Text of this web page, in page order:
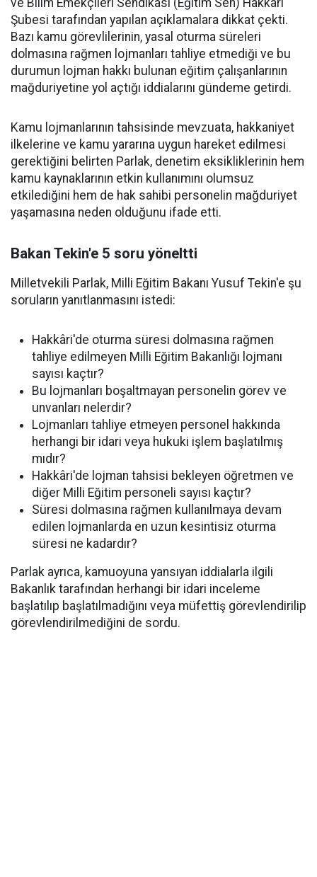
ve Bilim Emekçileri Sendikası (Eğitim Sen) Hakkâri
Şubesi tarafından yapılan açıklamalara dikkat çekti.
Bazı kamu görevlilerinin, yasal oturma süreleri
dolmasına rağmen lojmanları tahliye etmediği ve bu
durumun lojman hakkı bulunan eğitim çalışanlarının
mağduriyetine yol açtığı iddialarını gündeme getirdi.
Kamu lojmanlarının tahsisinde mevzuata, hakkaniyet
ilkelerine ve kamu yararına uygun hareket edilmesi
gerektiğini belirten Parlak, denetim eksikliklerinin hem
kamu kaynaklarının etkin kullanımını olumsuz
etkilediğini hem de hak sahibi personelin mağduriyet
yaşamasına neden olduğunu ifade etti.
Bakan Tekin'e 5 soru yöneltti
Milletvekili Parlak, Milli Eğitim Bakanı Yusuf Tekin'e şu
soruların yanıtlanmasını istedi:
Hakkâri'de oturma süresi dolmasına rağmen
tahliye edilmeyen Milli Eğitim Bakanlığı lojmanı
sayısı kaçtır?
Bu lojmanları boşaltmayan personelin görev ve
unvanları nelerdir?
Lojmanları tahliye etmeyen personel hakkında
herhangi bir idari veya hukuki işlem başlatılmış
mıdır?
Hakkâri'de lojman tahsisi bekleyen öğretmen ve
diğer Milli Eğitim personeli sayısı kaçtır?
Süresi dolmasına rağmen kullanılmaya devam
edilen lojmanlarda en uzun kesintisiz oturma
süresi ne kadardır?
Parlak ayrıca, kamuoyuna yansıyan iddialarla ilgili
Bakanlık tarafından herhangi bir idari inceleme
başlatılıp başlatılmadığını veya müfettiş görevlendirilip
görevlendirilmediğini de sordu.